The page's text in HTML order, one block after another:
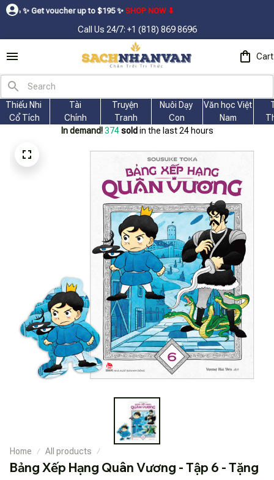
up to $195ㅤ ✨ㅤSHOP NOW ⬇
Call Us 24/7: +1 (818) 869 8696
Cart
Thiếu Nhi
Cổ Tích
Tài
Chính
Truyện
Tranh
Nuôi Dạy
Con
Văn học Việt
Nam
In demand! 377 sold in the last 24 hours
Home All products
Bảng Xếp Hạng Quân Vương - Tập 6 - Tặng